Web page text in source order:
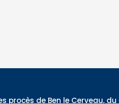
du Commandant Daouda